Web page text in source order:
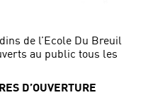
de l’Ecole Du Breuil
au public tous les
D’OUVERTURE